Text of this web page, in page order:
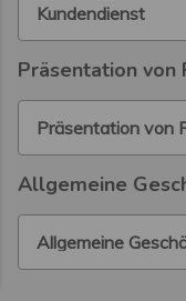
Kundendienst
Präsentation von
Präsentation von
Allgemeine
Allgemeine